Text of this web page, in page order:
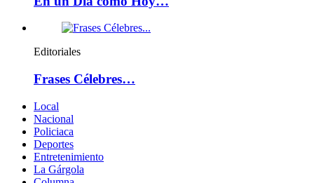
Editoriales
Frases Célebres…
Local
Nacional
Policiaca
Deportes
Entretenimiento
La Gárgola